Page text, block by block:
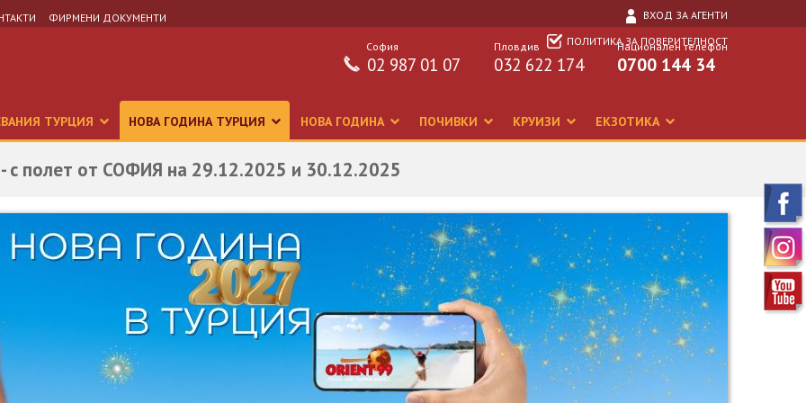
ФИРМЕНИ ДОКУМЕНТИ
ВХОД ЗА АГЕНТИ
ПОЛИТИКА ЗА ПОВЕРИТЕЛНОСТ
Национален телефон
0700 144 34
Пловдив
032 622 174
София
02 987 01 07
ТУРЦИЯ НОВА ГОДИНА ТУРЦИЯ НОВА ГОДИНА ПОЧИВКИ КРУИЗИ ЕКЗОТИКА
с полет от СОФИЯ на 29.12.2025 и 30.12.2025